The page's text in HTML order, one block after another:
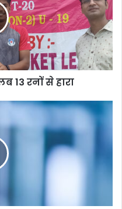
13 रनों से हारा